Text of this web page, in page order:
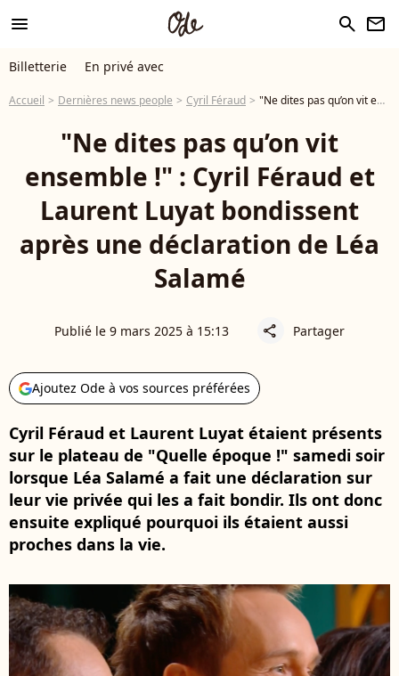
menu search newsletter
Billetterie En privé avec
Accueil Dernières news people Cyril Féraud "Ne dites pas qu’on vit ensemble !" : Cyril Féraud et Laurent Luyat bondissent après une déclaration de Léa Salamé
"Ne dites pas qu’on vit
ensemble !" : Cyril Féraud et
Laurent Luyat bondissent
après une déclaration de Léa
Salamé
Publié le 9 mars 2025 à 15:13 share Partager
Ajoutez Ode à vos sources préférées
Cyril Féraud et Laurent Luyat étaient présents
sur le plateau de "Quelle époque !" samedi soir
lorsque Léa Salamé a fait une déclaration sur
leur vie privée qui les a fait bondir. Ils ont donc
ensuite expliqué pourquoi ils étaient aussi
proches dans la vie.